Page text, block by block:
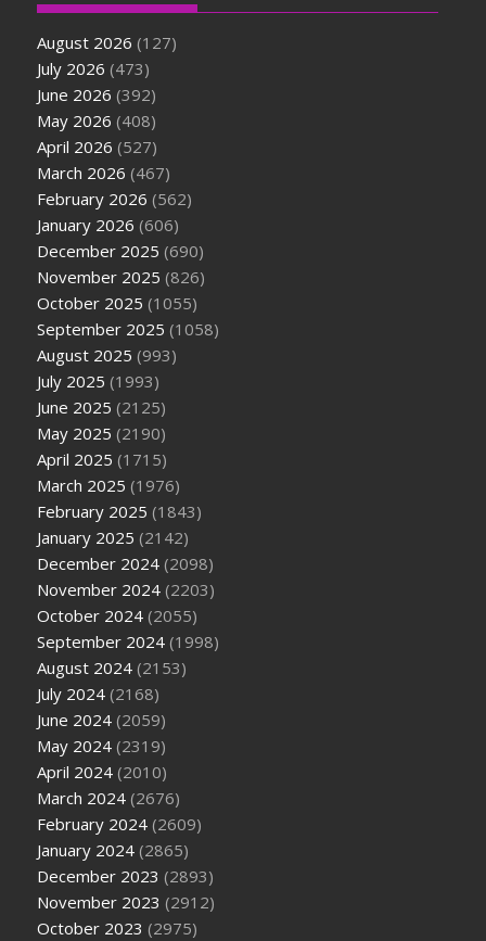
August 2026 (127)
July 2026 (473)
June 2026 (392)
May 2026 (408)
April 2026 (527)
March 2026 (467)
February 2026 (562)
January 2026 (606)
December 2025 (690)
November 2025 (826)
October 2025 (1055)
September 2025 (1058)
August 2025 (993)
July 2025 (1993)
June 2025 (2125)
May 2025 (2190)
April 2025 (1715)
March 2025 (1976)
February 2025 (1843)
January 2025 (2142)
December 2024 (2098)
November 2024 (2203)
October 2024 (2055)
September 2024 (1998)
August 2024 (2153)
July 2024 (2168)
June 2024 (2059)
May 2024 (2319)
April 2024 (2010)
March 2024 (2676)
February 2024 (2609)
January 2024 (2865)
December 2023 (2893)
November 2023 (2912)
October 2023 (2975)